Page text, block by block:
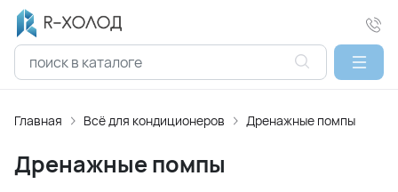
Главная Всё для кондиционеров Дренажные помпы
Дренажные помпы